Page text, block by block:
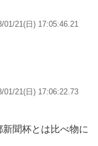
01/21(日) 17:05:46.21
01/21(日) 17:06:22.73
聞杯とは比べ物に